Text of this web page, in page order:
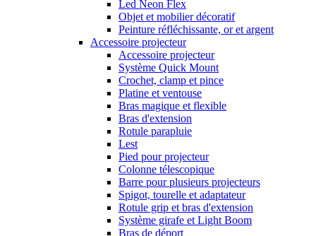
Led Neon Flex
Objet et mobilier décoratif
Peinture réfléchissante, or et argent
Accessoire projecteur
Accessoire projecteur
Système Quick Mount
Crochet, clamp et pince
Platine et ventouse
Bras magique et flexible
Bras d'extension
Rotule parapluie
Lest
Pied pour projecteur
Colonne télescopique
Barre pour plusieurs projecteurs
Spigot, tourelle et adaptateur
Rotule grip et bras d'extension
Système girafe et Light Boom
Bras de déport